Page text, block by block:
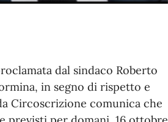
dal sindaco Roberto
in segno di rispetto e
Circoscrizione comunica che